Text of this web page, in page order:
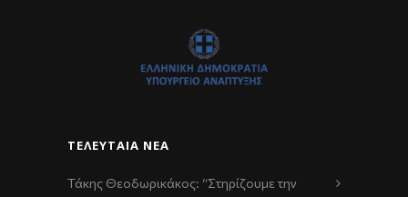
ΤΕΛΕΥΤΑΊΑ ΝΈΑ
Τάκης Θεοδωρικάκος: “Στηρίζουμε την